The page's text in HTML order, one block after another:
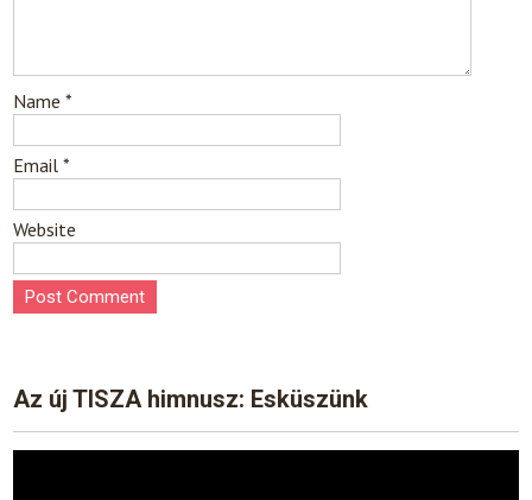
Name*
Email*
Website
Az új TISZA himnusz: Esküszünk